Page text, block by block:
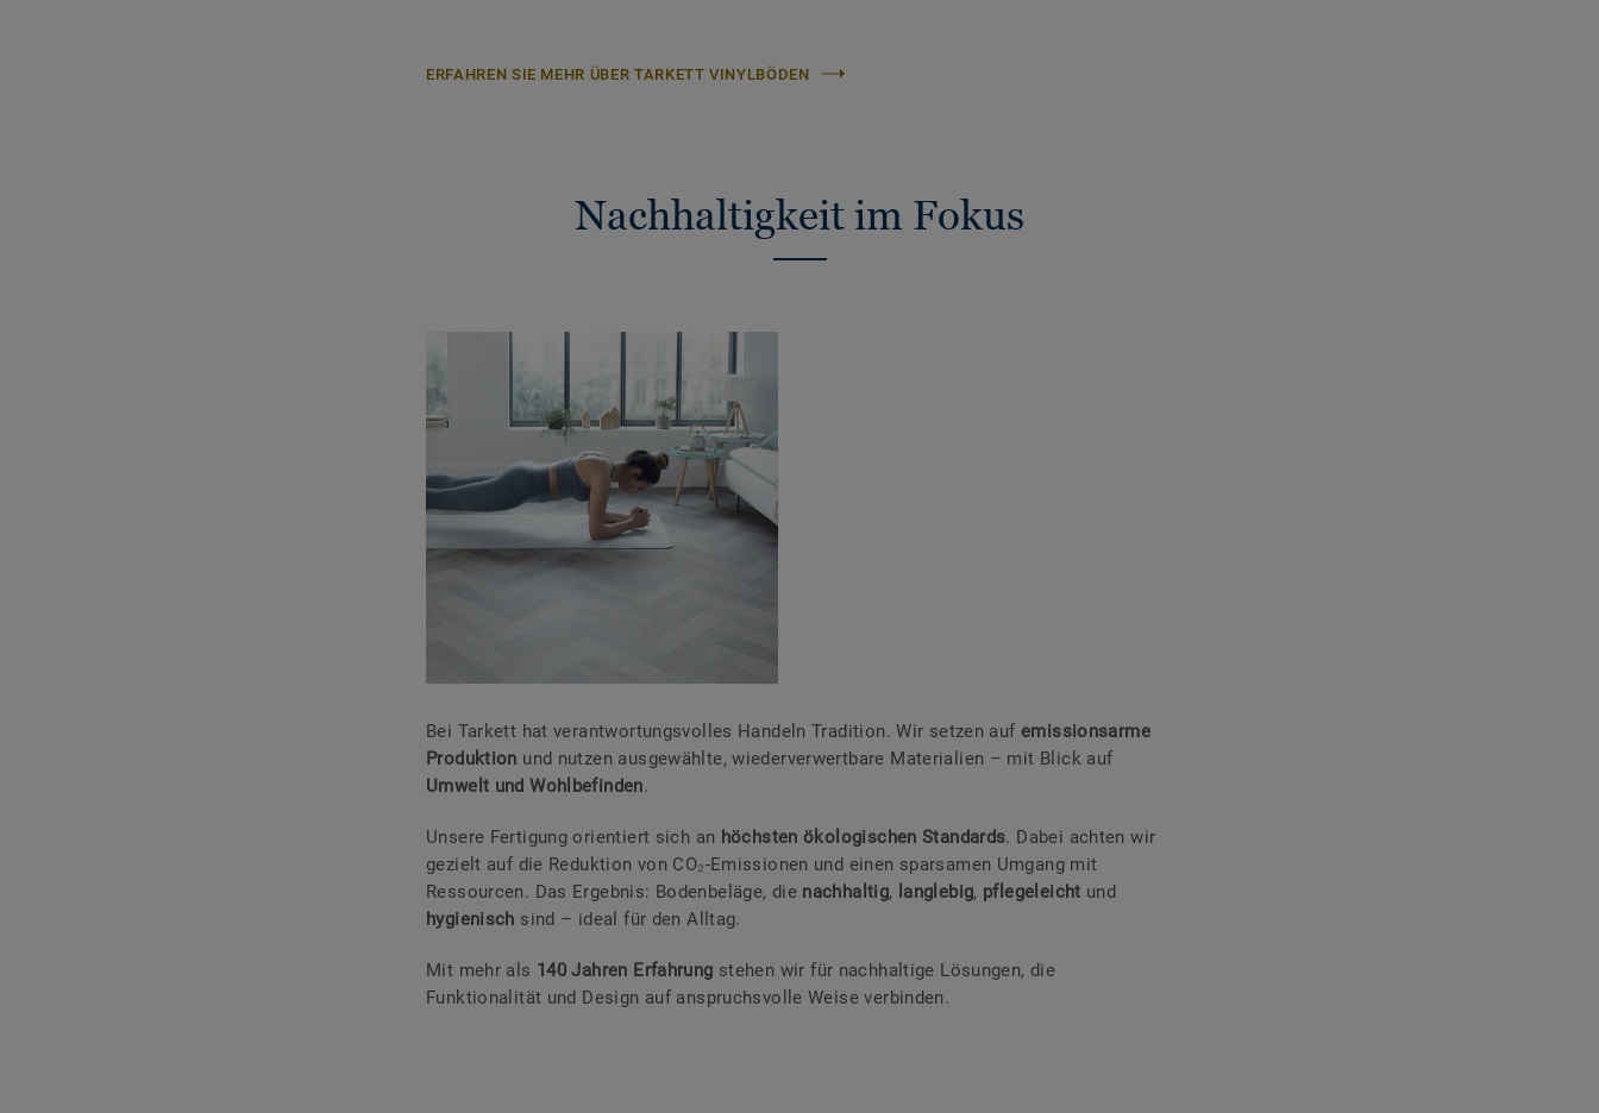
ERFAHREN SIE MEHR ÜBER TARKETT VINYLBÖDEN
Nachhaltigkeit im Fokus
Bei Tarkett hat verantwortungsvolles Handeln Tradition. Wir setzen auf emissionsarme
Produktion und nutzen ausgewählte, wiederverwertbare Materialien – mit Blick auf
Umwelt und Wohlbefinden.
Unsere Fertigung orientiert sich an höchsten ökologischen Standards. Dabei achten wir
gezielt auf die Reduktion von CO₂-Emissionen und einen sparsamen Umgang mit
Ressourcen. Das Ergebnis: Bodenbeläge, die nachhaltig, langlebig, pflegeleicht und
hygienisch sind – ideal für den Alltag.
Mit mehr als 140 Jahren Erfahrung stehen wir für nachhaltige Lösungen, die
Funktionalität und Design auf anspruchsvolle Weise verbinden.